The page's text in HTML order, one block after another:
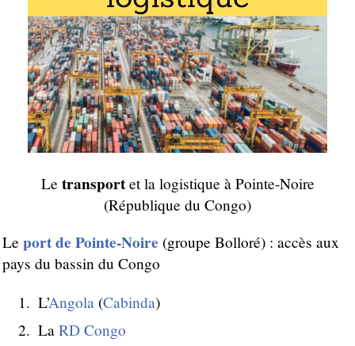
Le transportet la logistique à Pointe-Noire
(République du Congo)
Le port de Pointe-Noire (groupe Bolloré) : accès aux
pays du bassin du Congo
L’Angola (Cabinda)
La RD Congo